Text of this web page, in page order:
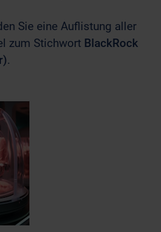
Sie eine Auflistung aller
zum Stichwort BlackRock
.